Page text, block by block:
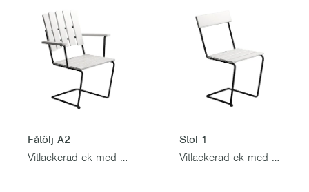
Fåtölj A2
Vitlackerad ek med svart stativ
Stol 1
Vitlackerad ek med svart stativ